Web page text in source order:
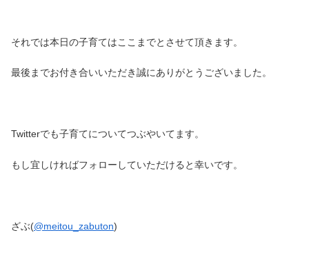
それでは本日の子育てはここまでとさせて頂きます。
最後までお付き合いいただき誠にありがとうございました。
Twitterでも子育てについてつぶやいてます。
もし宜しければフォローしていただけると幸いです。
ざぶ(@meitou_zabuton)